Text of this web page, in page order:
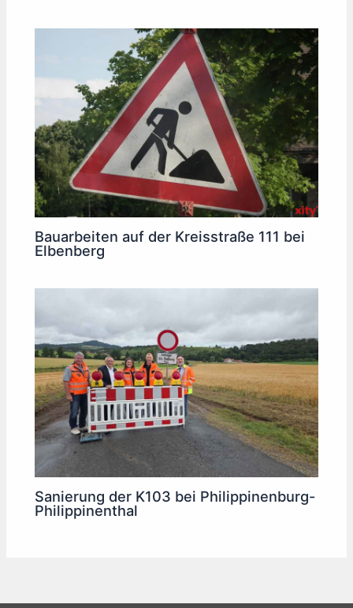
Bauarbeiten auf der Kreisstraße 111 bei
Elbenberg
Sanierung der K103 bei Philippinenburg-
Philippinenthal